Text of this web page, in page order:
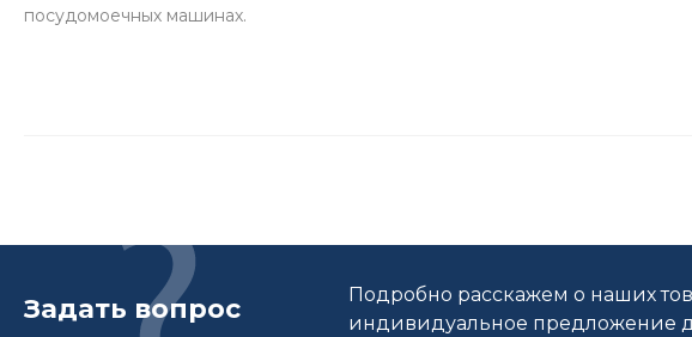
посудомоечных машинах.
Задать вопрос
Подробно расскажем о наших
индивидуальное предложение